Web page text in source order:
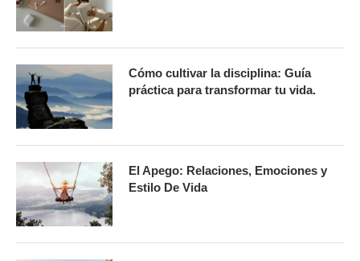
Cómo cultivar la disciplina: Guía
práctica para transformar tu vida.
El Apego: Relaciones, Emociones y
Estilo De Vida